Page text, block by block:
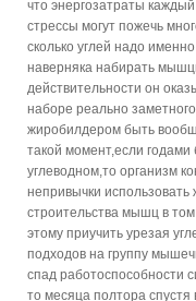
что энергозатраты
стрессы могут пожечь
сколько углей надо
наверняка набирать
действительности он
наборе реально
жиробилдером быть
такой момент,если
углеводном,то организм
непривычки использовать
строительства мышц в
этому приучить урезая
подходов на группу
спад работоспособности
то месяца полтора